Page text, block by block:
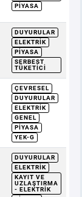
PIYASA
DUYURULAR
ELEKTRIK
PIYASA
SERBEST
TÜKETICI
ÇEVRESEL
DUYURULAR
ELEKTRIK
GENEL
PIYASA
YEK-G
DUYURULAR
ELEKTRIK
KAYIT VE
UZLAŞTIRMA
- ELEKTRIK